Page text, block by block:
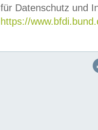
für Datenschutz und
https://